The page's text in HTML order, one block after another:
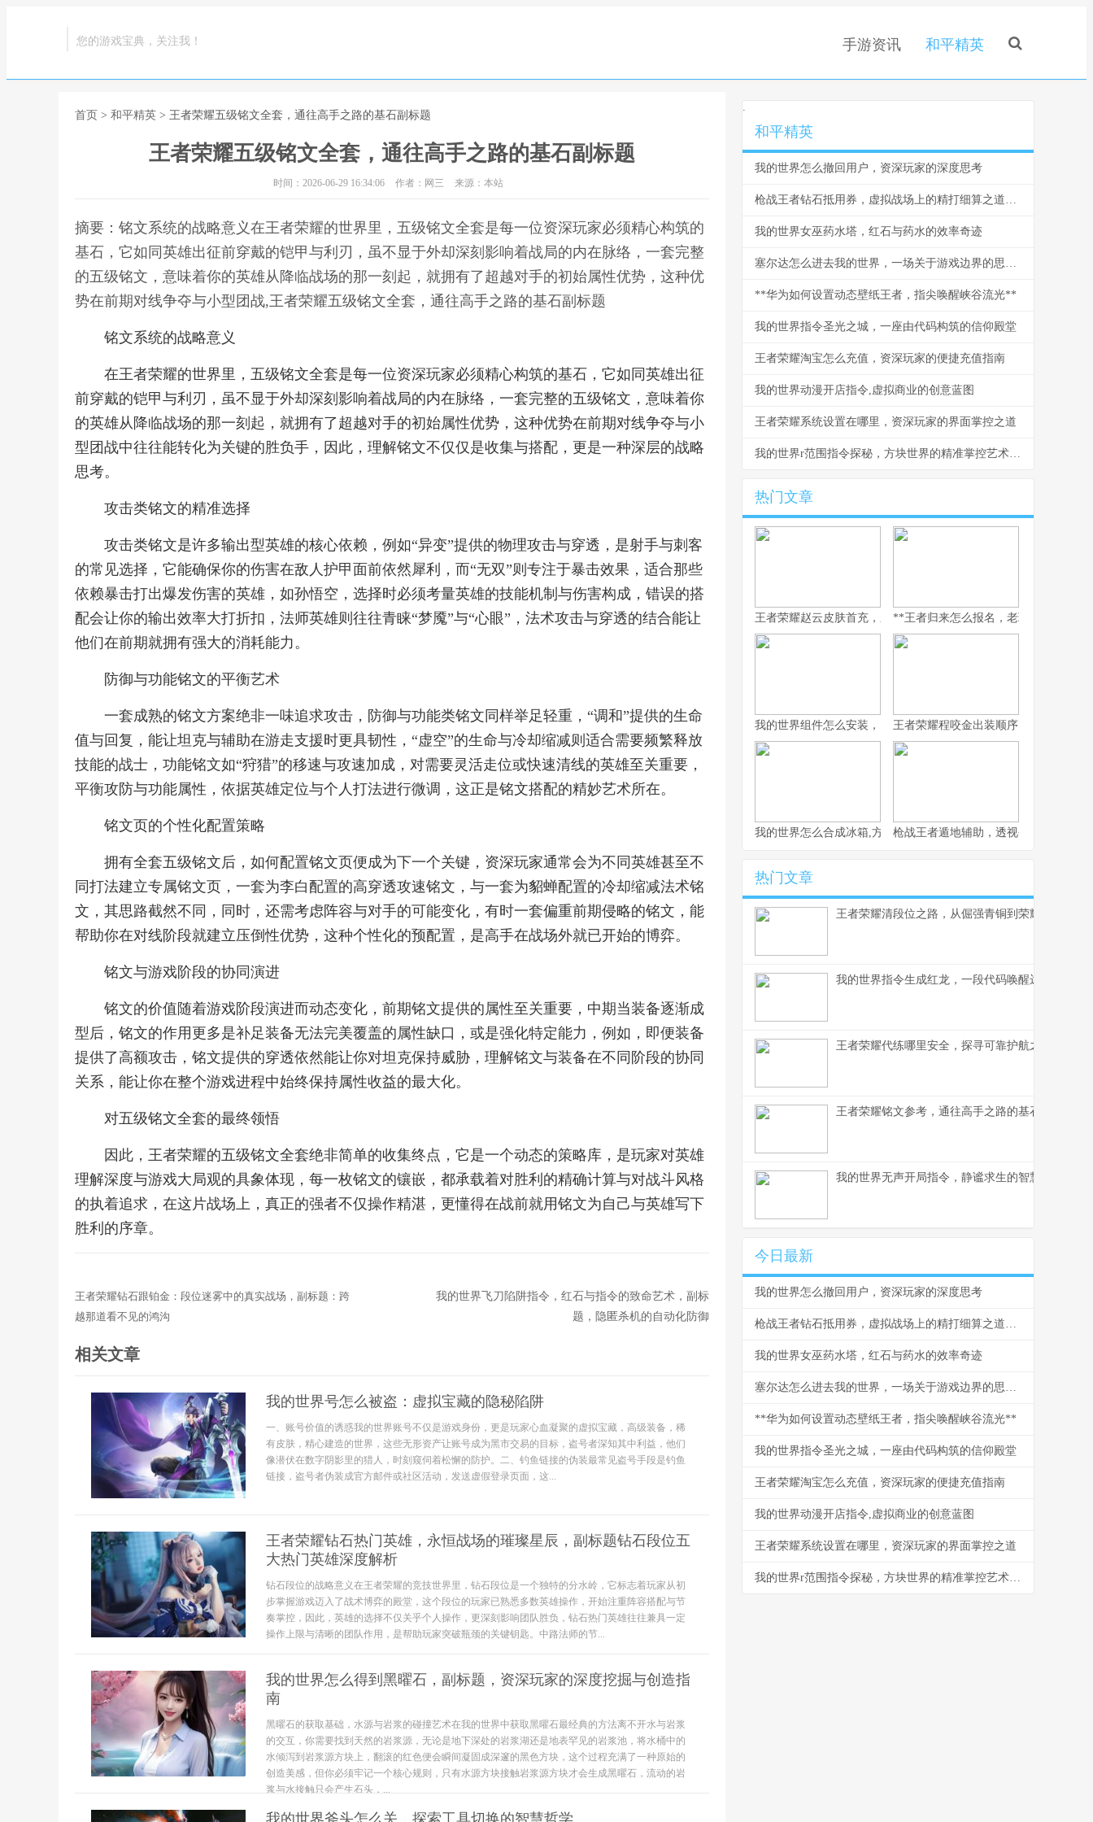
您的游戏宝典，关注我！ 手游资讯 和平精英
首页 > 和平精英 > 王者荣耀五级铭文全套，通往高手之路的基石副标题
王者荣耀五级铭文全套，通往高手之路的基石副标题
时间：2026-06-29 16:34:06 作者：网三 来源：本站
摘要：铭文系统的战略意义在王者荣耀的世界里，五级铭文全套是每一位资深玩家必须精心构筑的
基石，它如同英雄出征前穿戴的铠甲与利刃，虽不显于外却深刻影响着战局的内在脉络，一套完整
的五级铭文，意味着你的英雄从降临战场的那一刻起，就拥有了超越对手的初始属性优势，这种优
势在前期对线争夺与小型团战,王者荣耀五级铭文全套，通往高手之路的基石副标题
铭文系统的战略意义
在王者荣耀的世界里，五级铭文全套是每一位资深玩家必须精心构筑的基石，它如同英雄出征
前穿戴的铠甲与利刃，虽不显于外却深刻影响着战局的内在脉络，一套完整的五级铭文，意味着你
的英雄从降临战场的那一刻起，就拥有了超越对手的初始属性优势，这种优势在前期对线争夺与小
型团战中往往能转化为关键的胜负手，因此，理解铭文不仅仅是收集与搭配，更是一种深层的战略
思考。
攻击类铭文的精准选择
攻击类铭文是许多输出型英雄的核心依赖，例如“异变”提供的物理攻击与穿透，是射手与刺客
的常见选择，它能确保你的伤害在敌人护甲面前依然犀利，而“无双”则专注于暴击效果，适合那些
依赖暴击打出爆发伤害的英雄，如孙悟空，选择时必须考量英雄的技能机制与伤害构成，错误的搭
配会让你的输出效率大打折扣，法师英雄则往往青睐“梦魇”与“心眼”，法术攻击与穿透的结合能让
他们在前期就拥有强大的消耗能力。
防御与功能铭文的平衡艺术
一套成熟的铭文方案绝非一味追求攻击，防御与功能类铭文同样举足轻重，“调和”提供的生命
值与回复，能让坦克与辅助在游走支援时更具韧性，“虚空”的生命与冷却缩减则适合需要频繁释放
技能的战士，功能铭文如“狩猎”的移速与攻速加成，对需要灵活走位或快速清线的英雄至关重要，
平衡攻防与功能属性，依据英雄定位与个人打法进行微调，这正是铭文搭配的精妙艺术所在。
铭文页的个性化配置策略
拥有全套五级铭文后，如何配置铭文页便成为下一个关键，资深玩家通常会为不同英雄甚至不
同打法建立专属铭文页，一套为李白配置的高穿透攻速铭文，与一套为貂蝉配置的冷却缩减法术铭
文，其思路截然不同，同时，还需考虑阵容与对手的可能变化，有时一套偏重前期侵略的铭文，能
帮助你在对线阶段就建立压倒性优势，这种个性化的预配置，是高手在战场外就已开始的博弈。
铭文与游戏阶段的协同演进
铭文的价值随着游戏阶段演进而动态变化，前期铭文提供的属性至关重要，中期当装备逐渐成
型后，铭文的作用更多是补足装备无法完美覆盖的属性缺口，或是强化特定能力，例如，即便装备
提供了高额攻击，铭文提供的穿透依然能让你对坦克保持威胁，理解铭文与装备在不同阶段的协同
关系，能让你在整个游戏进程中始终保持属性收益的最大化。
对五级铭文全套的最终领悟
因此，王者荣耀的五级铭文全套绝非简单的收集终点，它是一个动态的策略库，是玩家对英雄
理解深度与游戏大局观的具象体现，每一枚铭文的镶嵌，都承载着对胜利的精确计算与对战斗风格
的执着追求，在这片战场上，真正的强者不仅操作精湛，更懂得在战前就用铭文为自己与英雄写下
胜利的序章。
王者荣耀钻石跟铂金：段位迷雾中的真实战场，副标题：跨
越那道看不见的鸿沟
我的世界飞刀陷阱指令，红石与指令的致命艺术，副标
题，隐匿杀机的自动化防御
相关文章
我的世界号怎么被盗：虚拟宝藏的隐秘陷阱
一、账号价值的诱惑我的世界账号不仅是游戏身份，更是玩家心血凝聚的虚拟宝藏，高级装备，稀
有皮肤，精心建造的世界，这些无形资产让账号成为黑市交易的目标，盗号者深知其中利益，他们
像潜伏在数字阴影里的猎人，时刻窥伺着松懈的防护。二、钓鱼链接的伪装最常见盗号手段是钓鱼
链接，盗号者伪装成官方邮件或社区活动，发送虚假登录页面，这...
王者荣耀钻石热门英雄，永恒战场的璀璨星辰，副标题钻石段位五
大热门英雄深度解析
钻石段位的战略意义在王者荣耀的竞技世界里，钻石段位是一个独特的分水岭，它标志着玩家从初
步掌握游戏迈入了战术博弈的殿堂，这个段位的玩家已熟悉多数英雄操作，开始注重阵容搭配与节
奏掌控，因此，英雄的选择不仅关乎个人操作，更深刻影响团队胜负，钻石热门英雄往往兼具一定
操作上限与清晰的团队作用，是帮助玩家突破瓶颈的关键钥匙。中路法师的节...
我的世界怎么得到黑曜石，副标题，资深玩家的深度挖掘与创造指
南
黑曜石的获取基础，水源与岩浆的碰撞艺术在我的世界中获取黑曜石最经典的方法离不开水与岩浆
的交互，你需要找到天然的岩浆源，无论是地下深处的岩浆湖还是地表罕见的岩浆池，将水桶中的
水倾泻到岩浆源方块上，翻滚的红色便会瞬间凝固成深邃的黑色方块，这个过程充满了一种原始的
创造美感，但你必须牢记一个核心规则，只有水源方块接触岩浆源方块才会生成黑曜石，流动的岩
浆与水接触只会产生石头，...
我的世界斧头怎么关，探索工具切换的智慧哲学
.
和平精英
我的世界怎么撤回用户，资深玩家的深度思考
枪战王者钻石抵用券，虚拟战场上的精打细算之道，副标题，一张抵用券背后的战术与经济学
我的世界女巫药水塔，红石与药水的效率奇迹
塞尔达怎么进去我的世界，一场关于游戏边界的思想漫游
**华为如何设置动态壁纸王者，指尖唤醒峡谷流光**
我的世界指令圣光之城，一座由代码构筑的信仰殿堂
王者荣耀淘宝怎么充值，资深玩家的便捷充值指南
我的世界动漫开店指令,虚拟商业的创意蓝图
王者荣耀系统设置在哪里，资深玩家的界面掌控之道
我的世界r范围指令探秘，方块世界的精准掌控艺术，副标题，半径与规则的魔法
热门文章
王者荣耀赵云皮肤首充，新玩家入门的华丽序章
**王者归来怎么报名，老玩家重返荣
我的世界组件怎么安装，资深玩家安装指南王者荣耀程咬金出装顺序，副标题为坦
我的世界怎么合成冰箱,方块世界的冷藏艺术枪战王者遁地辅助，透视公平竞技的阴
热门文章
王者荣耀清段位之路，从倔强青铜到荣耀王者的心
我的世界指令生成红龙，一段代码唤醒远古神话
王者荣耀代练哪里安全，探寻可靠护航之路
王者荣耀铭文参考，通往高手之路的基石
我的世界无声开局指令，静谧求生的智慧与挑战
今日最新
我的世界怎么撤回用户，资深玩家的深度思考
枪战王者钻石抵用券，虚拟战场上的精打细算之道，副标题，一张抵用券背后的战术与经济学
我的世界女巫药水塔，红石与药水的效率奇迹
塞尔达怎么进去我的世界，一场关于游戏边界的思想漫游
**华为如何设置动态壁纸王者，指尖唤醒峡谷流光**
我的世界指令圣光之城，一座由代码构筑的信仰殿堂
王者荣耀淘宝怎么充值，资深玩家的便捷充值指南
我的世界动漫开店指令,虚拟商业的创意蓝图
王者荣耀系统设置在哪里，资深玩家的界面掌控之道
我的世界r范围指令探秘，方块世界的精准掌控艺术，副标题，半径与规则的魔法